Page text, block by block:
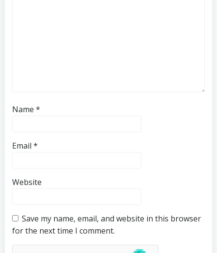
Name *
Email *
Website
Save my name, email, and website in this browser
for the next time I comment.